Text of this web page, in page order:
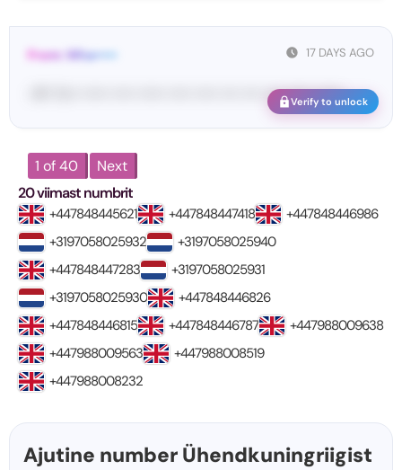
17 DAYS AGO
From: Wha•••••
<#• Yo•• •••••• ••••• •••••• ••••• ••••• •••• •••• •••• •••••• ••••••
Verify to unlock
1 of 40
Next
20 viimast numbrit
+447848445621 +447848447418
+447848446986
+3197058025932
+3197058025940
+447848447283
+3197058025931
+3197058025930
+447848446826
+447848446815
+447848446787
+447988009638
+447988009563
+447988008519
+447988008232
Ajutine number Ühendkuningriigist